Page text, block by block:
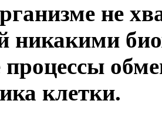
не
никакими
клетки.